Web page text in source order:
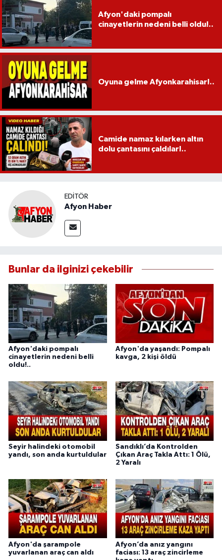
Afyon'daki pompalı
cinayetlerin nedeni belli oldu!..
Oyuna gelme Afyonkarahisar!..
Camide namaz kılarken altın
dolu çantasını çaldılar!..
EDITÖR
Afyon Haber
Bunlar da ilginizi çekebilir
Afyon'daki pompalı
cinayetlerin nedeni belli
oldu!..
Afyon'da yaşandı: Pompalı
kavga, 2 kişi öldü
Seyir halindeki otomobil
yandı, son anda kurtuldular
Sandıklı’da Kontrolden
Çıkan Araç Takla Attı: 1 Ölü,
2 Yaralı
Afyon'da şarampole
yuvarlanan araç can aldı
Afyon’da anız yangını
faciası: 13 araç zincirleme